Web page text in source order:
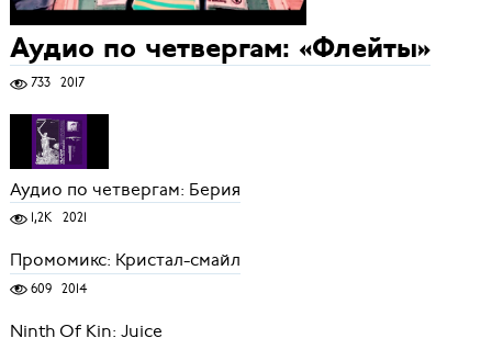
Аудио по четвергам: «Флейты»
733 2017
Аудио по четвергам: Берия
1,2K 2021
Промомикс: Кристал-смайл
609 2014
Ninth Of Kin: Juice